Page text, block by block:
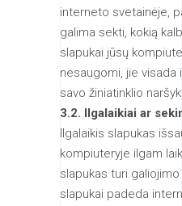
interneto svetainėje,
galima sekti, kokią
slapukai jūsų
nesaugomi, jie visada
savo žiniatinklio
3.2. Ilgalaikiai ar
Ilgalaikis slapukas
kompiuteryje ilgam
slapukas turi galiojimo
slapukai padeda